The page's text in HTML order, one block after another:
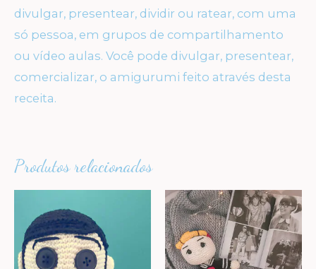
divulgar, presentear, dividir ou ratear, com uma
só pessoa, em grupos de compartilhamento
ou vídeo aulas. Você pode divulgar, presentear,
comercializar, o amigurumi feito através desta
receita.
Produtos relacionados